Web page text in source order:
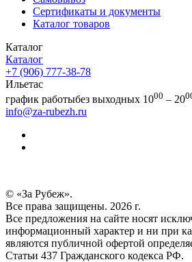
Сертификаты и документы
Каталог товаров
Каталог
Каталог
+7 (906) 777-38-78
Ильетас
график работыбез выходных 1000 – 20
info@za-rubezh.ru
© «За Рубеж».
Все права защищены. 2026 г.
Все предложения на сайте носят
информационный характер и ни при
являются публичной офертой
Статьи 437 Гражданского кодекса РФ.